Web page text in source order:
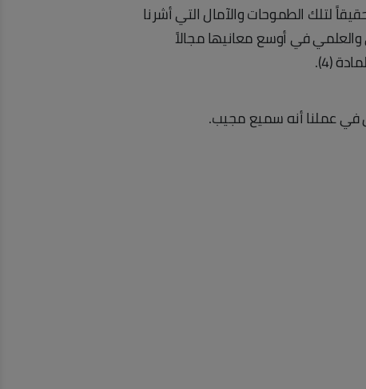
لتلك الطموحات والآمال التي أشرنا
في أوسع معانيها مجالاً
في عملنا أنه سميع مجيب.